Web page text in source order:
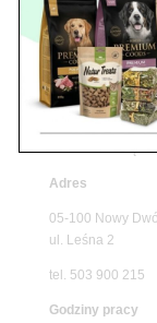
pawilon 134
tel./fax. 22 784 71
Godziny pracy
pon. – piąt. 10.00
sob. 10.00 – 15.00
Adres
05-100 Nowy
ul. Leśna 2
tel. 503 900 215
Godziny pracy